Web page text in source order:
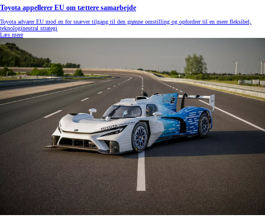
Toyota appellerer EU om tættere samarbejde
Toyota advarer EU mod en for snæver tilgang til den grønne omstilling og opfordrer til en mere fleksibel,
teknologineutral strategi
Læs mere